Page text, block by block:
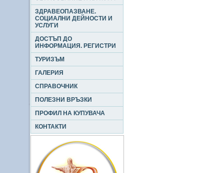
ЗДРАВЕОПАЗВАНЕ.
СОЦИАЛНИ ДЕЙНОСТИ И
УСЛУГИ
ДОСТЪП ДО
ИНФОРМАЦИЯ. РЕГИСТРИ
ТУРИЗЪМ
ГАЛЕРИЯ
СПРАВОЧНИК
ПОЛЕЗНИ ВРЪЗКИ
ПРОФИЛ НА КУПУВАЧА
КОНТАКТИ